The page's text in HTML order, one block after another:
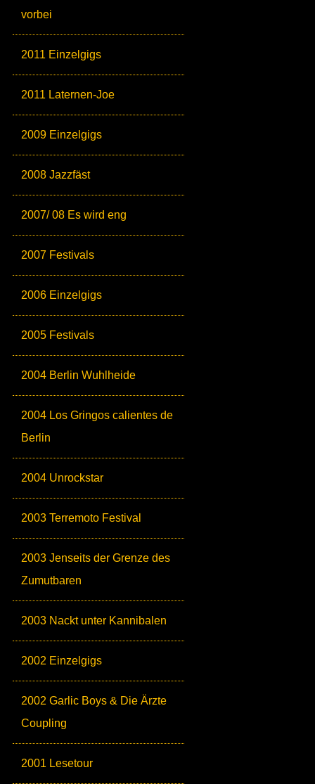
vorbei
2011 Einzelgigs
2011 Laternen-Joe
2009 Einzelgigs
2008 Jazzfäst
2007/ 08 Es wird eng
2007 Festivals
2006 Einzelgigs
2005 Festivals
2004 Berlin Wuhlheide
2004 Los Gringos calientes de
Berlin
2004 Unrockstar
2003 Terremoto Festival
2003 Jenseits der Grenze des
Zumutbaren
2003 Nackt unter Kannibalen
2002 Einzelgigs
2002 Garlic Boys & Die Ärzte
Coupling
2001 Lesetour